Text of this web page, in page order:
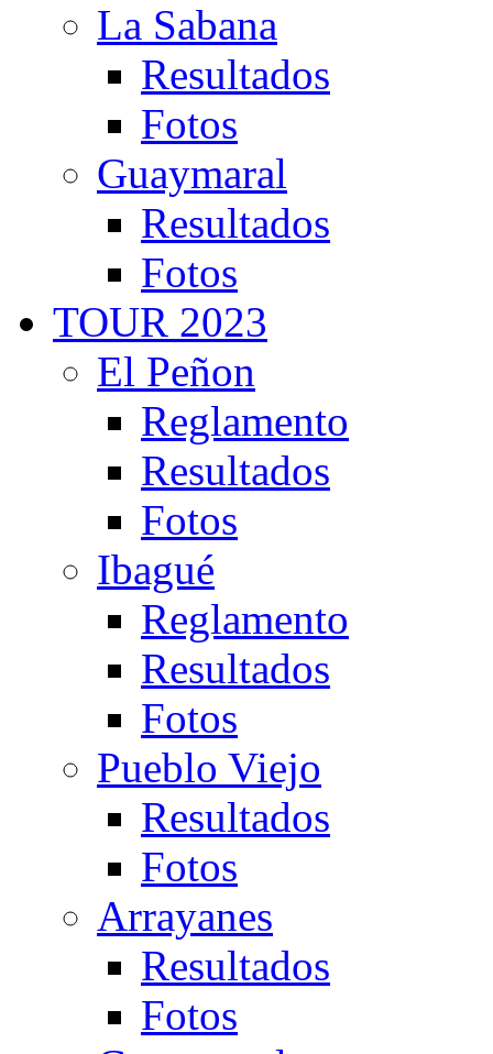
La Sabana
Resultados
Fotos
Guaymaral
Resultados
Fotos
TOUR 2023
El Peñon
Reglamento
Resultados
Fotos
Ibagué
Reglamento
Resultados
Fotos
Pueblo Viejo
Resultados
Fotos
Arrayanes
Resultados
Fotos